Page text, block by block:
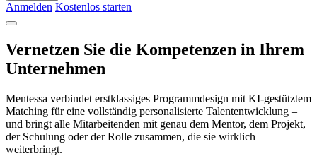
Anmelden Kostenlos starten
Vernetzen Sie die Kompetenzen in Ihrem
Unternehmen
Mentessa verbindet erstklassiges Programmdesign mit KI-gestütztem
Matching für eine vollständig personalisierte Talententwicklung –
und bringt alle Mitarbeitenden mit genau dem Mentor, dem Projekt,
der Schulung oder der Rolle zusammen, die sie wirklich
weiterbringt.